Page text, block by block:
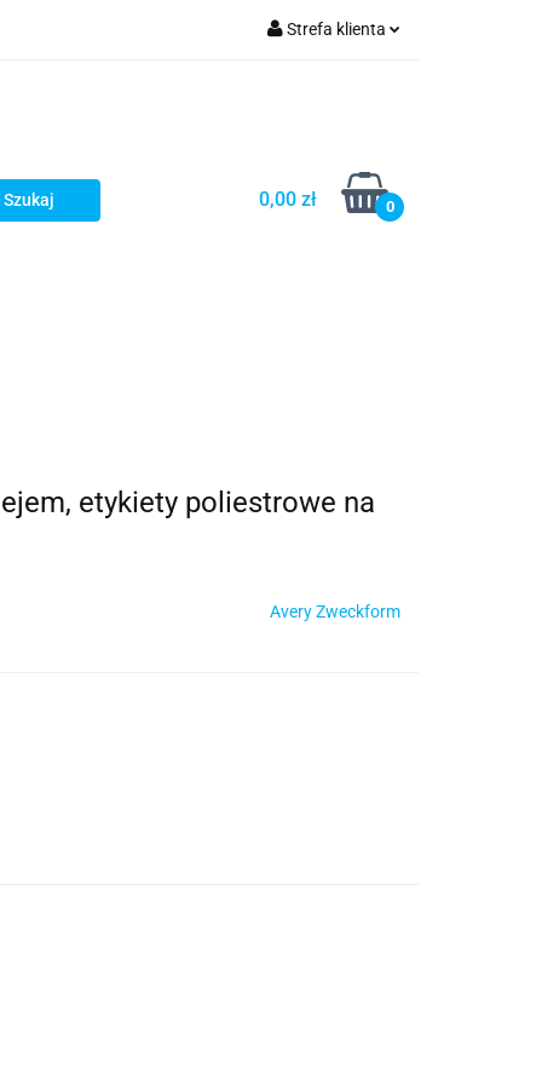
Strefa klienta
Zgody cookies
0,00 zł 0
etykiety poliestrowe na
Avery Zweckform